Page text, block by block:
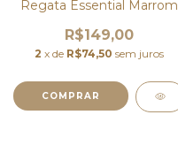
Regata Essential Marrom
R$149,00
2 x de R$74,50 sem juros
COMPRAR